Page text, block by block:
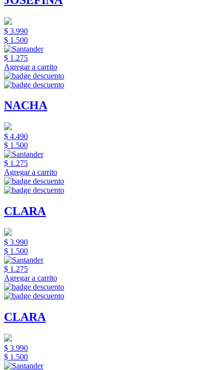
$ 3.990
$ 1.500
$ 1.275
Agregar a carrito
NACHA
$ 4.490
$ 1.500
$ 1.275
Agregar a carrito
CLARA
$ 3.990
$ 1.500
$ 1.275
Agregar a carrito
CLARA
$ 3.990
$ 1.500